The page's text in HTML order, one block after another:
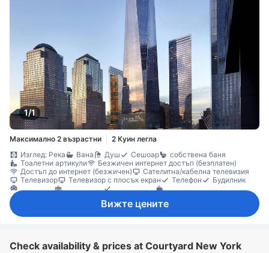
1/1
Максимално 2 възрастни
2 Куин легла
Изглед: Река
Вана Душ Сешоар
собствена баня
Тоалетни артикули
Безжичен интернет достъп (безплатен)
Достъп до интернет (безжичен)
Сателитна/кабелна телевизия
Телевизор
Телевизор с плосък екран Телефон
Будилник
Съоръжения за гладене
Вижте цените
Check availability & prices at Courtyard New York